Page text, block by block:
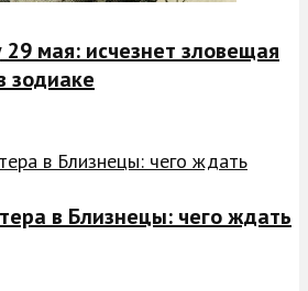
29 мая: исчезнет зловещая
зодиаке
в Близнецы: чего ждать